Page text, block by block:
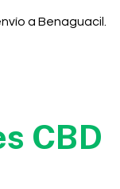
a Benaguacil.
CBD